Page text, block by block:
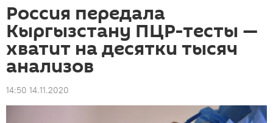
Россия передала
Кыргызстану ПЦР-тесты —
хватит на десятки тысяч
анализов
14:50 14.11.2020